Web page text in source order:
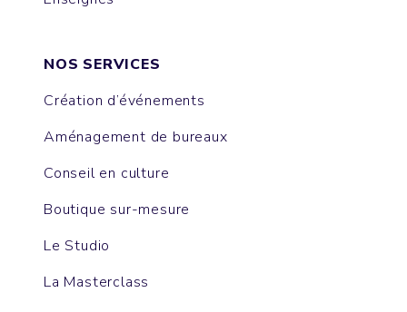
NOS SERVICES
Création d’événements
Aménagement de bureaux
Conseil en culture
Boutique sur-mesure
Le Studio
La Masterclass